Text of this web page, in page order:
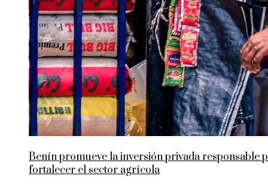
Benín promueve la inversión privada responsable
fortalecer el sector agrícola